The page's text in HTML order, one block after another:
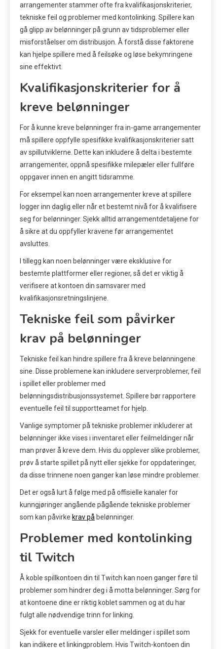
arrangementer stammer ofte fra kvalifikasjonskriterier,
tekniske feil og problemer med kontolinking. Spillere kan
gå glipp av belønninger på grunn av tidsproblemer eller
misforståelser om distribusjon. Å forstå disse faktorene
kan hjelpe spillere med å feilsøke og løse bekymringene
sine effektivt.
Kvalifikasjonskriterier for å
kreve belønninger
For å kunne kreve belønninger fra in-game arrangementer
må spillere oppfylle spesifikke kvalifikasjonskriterier satt
av spillutviklerne. Dette kan inkludere å delta i bestemte
arrangementer, oppnå spesifikke milepæler eller fullføre
oppgaver innen en angitt tidsramme.
For eksempel kan noen arrangementer kreve at spillere
logger inn daglig eller når et bestemt nivå for å kvalifisere
seg for belønninger. Sjekk alltid arrangementdetaljene for
å sikre at du oppfyller kravene før arrangementet
avsluttes.
I tillegg kan noen belønninger være eksklusive for
bestemte plattformer eller regioner, så det er viktig å
verifisere at kontoen din samsvarer med
kvalifikasjonsretningslinjene.
Tekniske feil som påvirker
krav på belønninger
Tekniske feil kan hindre spillere fra å kreve belønningene
sine. Disse problemene kan inkludere serverproblemer, feil
i spillet eller problemer med
belønningsdistribusjonssystemet. Spillere bør rapportere
eventuelle feil til supportteamet for hjelp.
Vanlige symptomer på tekniske problemer inkluderer at
belønninger ikke vises i inventaret eller feilmeldinger når
man prøver å kreve dem. Hvis du opplever slike problemer,
prøv å starte spillet på nytt eller sjekke for oppdateringer,
da disse trinnene noen ganger kan løse mindre problemer.
Det er også lurt å følge med på offisielle kanaler for
kunngjøringer angående pågående tekniske problemer
som kan påvirke krav på belønninger.
Problemer med kontolinking
til Twitch
Å koble spillkontoen din til Twitch kan noen ganger føre til
problemer som hindrer deg i å motta belønninger. Sørg for
at kontoene dine er riktig koblet sammen og at du har
fulgt alle nødvendige trinn for linking.
Sjekk for eventuelle varsler eller meldinger i spillet som
kan indikere et linkingproblem. Hvis Twitch-kontoen din